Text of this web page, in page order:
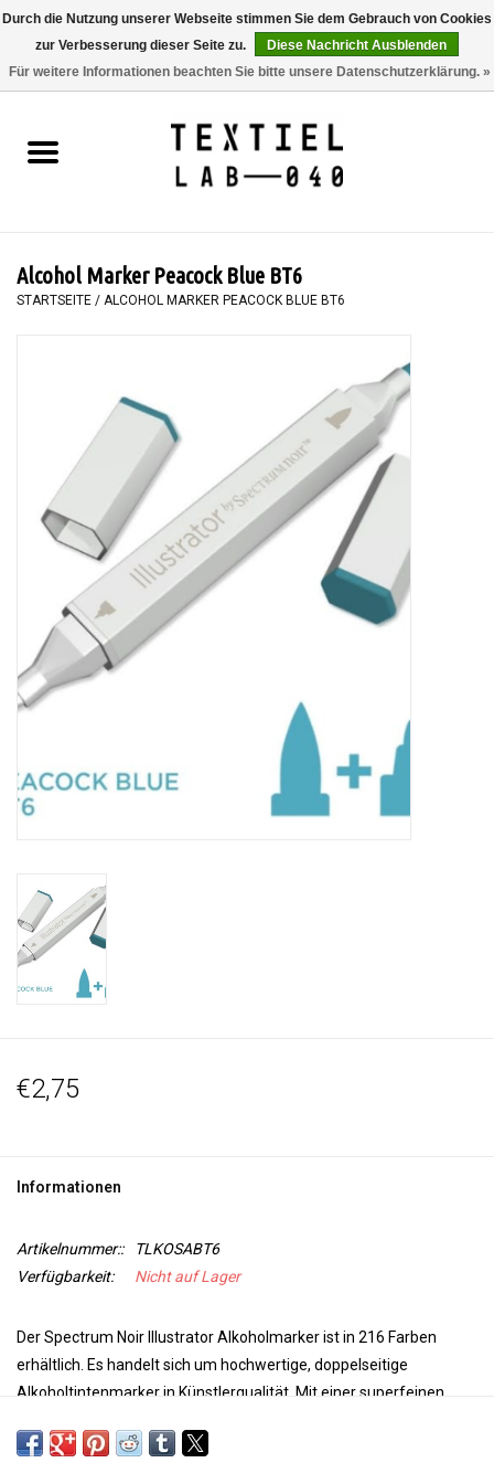
0 Artikel - €0,00
BÜCHER
MALEN
WORKSHOPS
SPECIALS
WERKZEUGE
Alcohol Marker Peacock Blue BT6
STARTSEITE / ALCOHOL MARKER PEACOCK BLUE BT6
€2,75
Informationen
Artikelnummer::
TLKOSABT6
Verfügbarkeit:
Nicht auf Lager
Der Spectrum Noir Illustrator Alkoholmarker ist in 216 Farben
erhältlich. Es handelt sich um hochwertige, doppelseitige
Alkoholtintenmarker in Künstlerqualität. Mit einer superfeinen
Pinselspitze für Vielseitigkeit und zusätzliche Kontrolle bei Ihrer
Durch die Nutzung unserer Webseite stimmen Sie dem Gebrauch von Cookies
zur Verbesserung dieser Seite zu.
Diese Nachricht Ausblenden
Für weitere Informationen beachten Sie bitte unsere Datenschutzerklärung. »